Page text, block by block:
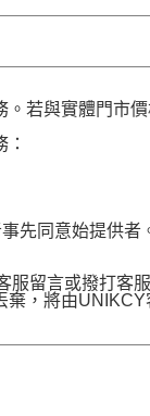
。若與實體門市
先同意始提供者
留言或撥打客
棄，將由